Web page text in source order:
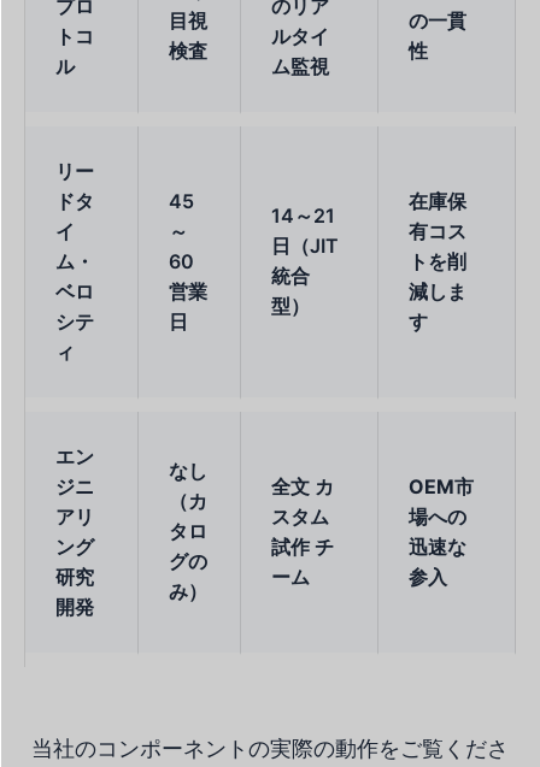
プロ
トコ
ル
目視
検査
のリア
ルタイ
ム監視
の一貫
性
リー
ドタ
イ
ム・
ベロ
シテ
ィ
45
～
60
営業
日
14～21
日（JIT
統合
型）
在庫保
有コス
トを削
減しま
す
エン
ジニ
アリ
ング
研究
開発
なし
（カ
タロ
グの
み）
全文 カ
スタム
試作 チ
ーム
OEM市
場への
迅速な
参入
当社のコンポーネントの実際の動作をご覧くださ